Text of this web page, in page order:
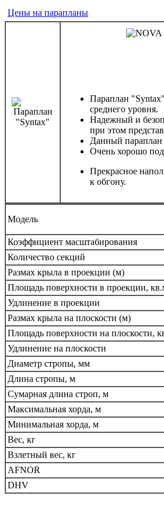
Цены на парапланы
Параплан
среднего уровня.
Надежный и
при этом
Данный
Очень хорошо
Прекрасное
к обгону.
Модель
Коэффициент масштабирования
Количество секций
Размах крыла в проекции (м)
Площадь поверхности в проекции,
Удлинение в проекции
Размах крыла на плоскости (м)
Площадь поверхности на плоскости,
Удлинение на плоскости
Диаметр стропы, мм
Длина стропы, м
Сумарная длина строп, м
Максимальная хорда, м
Минимальная хорда, м
Вес, кг
Взлетный вес, кг
AFNOR
DHV